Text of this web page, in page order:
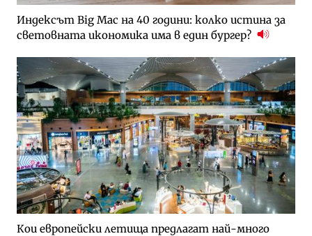
Индексът Big Mac на 40 години: колко истина за
световната икономика има в един бургер?
Кои европейски летища предлагат най-много